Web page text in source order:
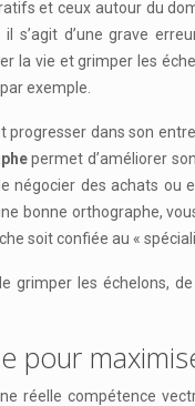
et ceux autour du
s’agit d’une grave
la vie et grimper les
par exemple.
dans son
permet d’améliorer
négocier des achats
bonne orthographe,
soit confiée au «
grimper les échelons,
pour
réelle compétence